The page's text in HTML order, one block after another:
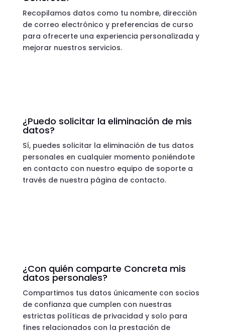
Recopilamos datos como tu nombre, dirección
de correo electrónico y preferencias de curso
para ofrecerte una experiencia personalizada y
mejorar nuestros servicios.
¿Puedo solicitar la eliminación de mis
datos?
Sí, puedes solicitar la eliminación de tus datos
personales en cualquier momento poniéndote
en contacto con nuestro equipo de soporte a
través de nuestra página de contacto.
¿Con quién comparte Concreta mis
datos personales?
Compartimos tus datos únicamente con socios
de confianza que cumplen con nuestras
estrictas políticas de privacidad y solo para
fines relacionados con la prestación de